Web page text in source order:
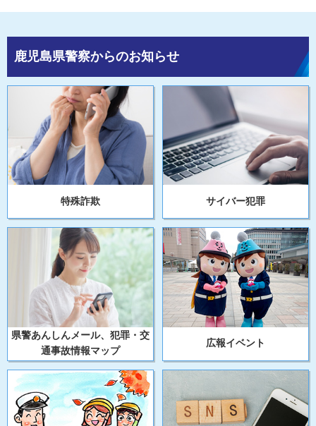
鹿児島県警察からのお知らせ
特殊詐欺 サイバー犯罪
県警あんしんメール、犯罪・交
通事故情報マップ
広報イベント